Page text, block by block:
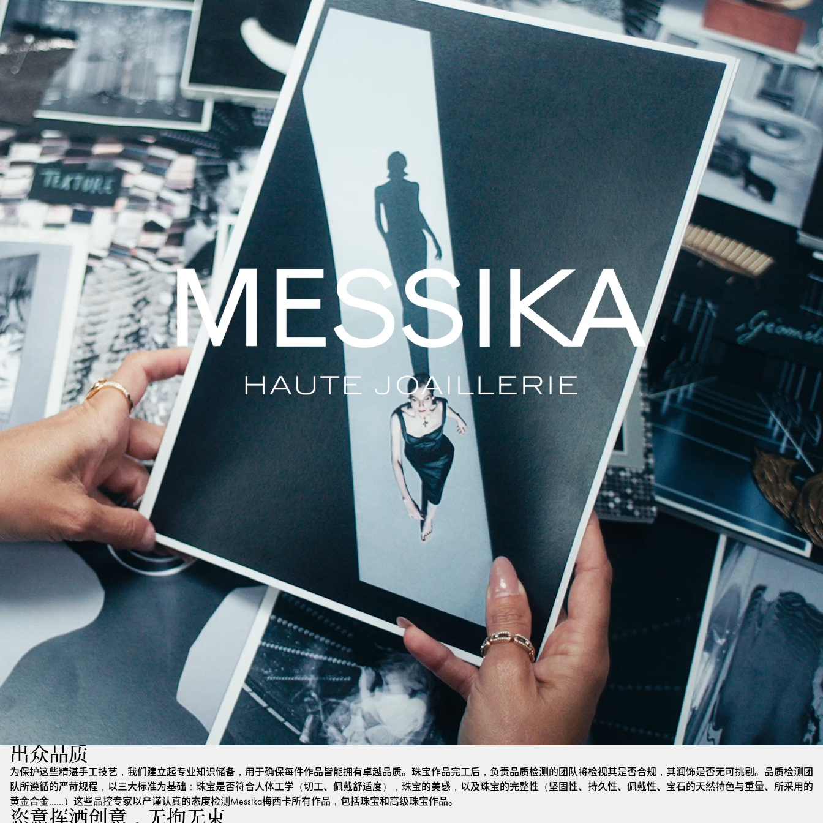
出众品质
为保护这些精湛手工技艺，我们建立起专业知识储备，用于确保每件作品皆能拥有卓越品质。珠宝作品完工后，负责品质检测的团队将检视其是否合规，其润饰是否无可挑剔。品质检测团
队所遵循的严苛规程，以三大标准为基础：珠宝是否符合人体工学（切工、佩戴舒适度），珠宝的美感，以及珠宝的完整性（坚固性、持久性、佩戴性、宝石的天然特色与重量、所采用的
黄金合金……）这些品控专家以严谨认真的态度检测Messika梅西卡所有作品，包括珠宝和高级珠宝作品。